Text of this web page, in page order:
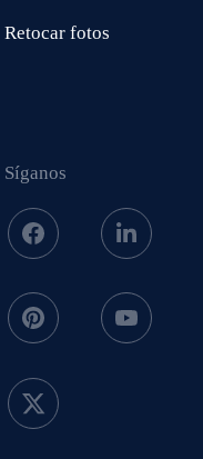
Retocar fotos
Síganos